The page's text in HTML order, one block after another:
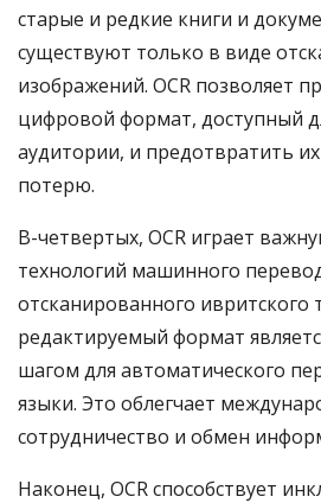
старые и редкие книги и
существуют только в виде
изображений. OCR позволяет
цифровой формат, доступный
аудитории, и предотвратить
потерю.
В-четвертых, OCR играет
технологий машинного
отсканированного ивритского
редактируемый формат
шагом для автоматического
языки. Это облегчает
сотрудничество и обмен
Наконец, OCR способствует